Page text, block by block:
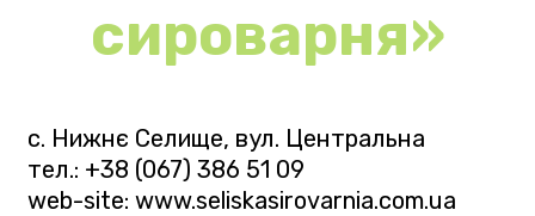
сироварня»
с. Нижнє Селище, вул. Центральна
тел.: +38 (067) 386 51 09
web-site: www.seliskasirovarnia.com.ua